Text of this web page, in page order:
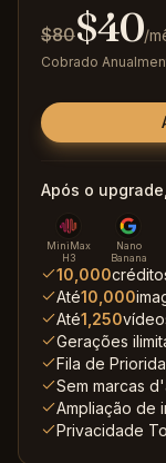
$80$40/
Cobrado
Após o
MiniMax
H3
Nano
Banana
10,000
Até10,000
Até1,250
Gerações
Fila de
Sem marcas
Ampliação de
Privacidade